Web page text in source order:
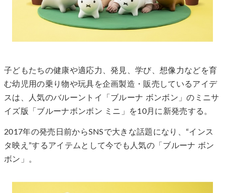
子どもたちの健康や適応力、発見、学び、想像力などを育
む幼児用の乗り物や玩具を企画製造・販売しているアイデ
スは、人気のバルーントイ「ブルーナ ボンボン」のミニサ
イズ版「ブルーナボンボン ミニ」を10月に新発売する。
2017年の発売日前からSNSで大きな話題になり、“インス
タ映え”するアイテムとして今でも人気の「ブルーナ ボン
ボン」。